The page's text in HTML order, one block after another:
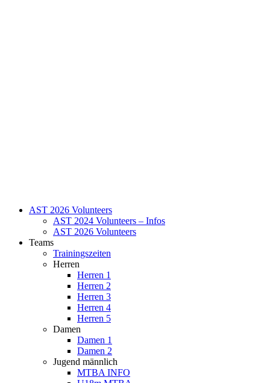
AST 2026 Volunteers
AST 2024 Volunteers – Infos
AST 2026 Volunteers
Teams
Trainingszeiten
Herren
Herren 1
Herren 2
Herren 3
Herren 4
Herren 5
Damen
Damen 1
Damen 2
Jugend männlich
MTBA INFO